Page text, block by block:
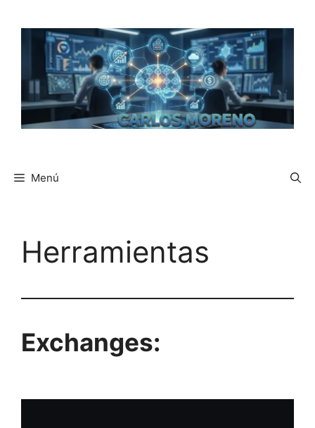
contenido
Menú
Herramientas
Exchanges: